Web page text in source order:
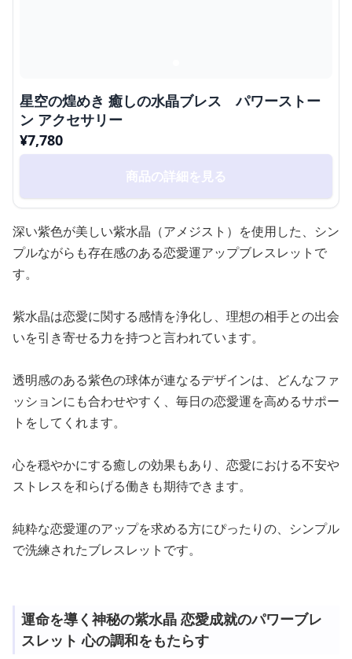
星空の煌めき 癒しの水晶ブレス パワーストー
ン アクセサリー
¥7,780
商品の詳細を見る
深い紫色が美しい紫水晶（アメジスト）を使用した、シン
プルながらも存在感のある恋愛運アップブレスレットで
す。
紫水晶は恋愛に関する感情を浄化し、理想の相手との出会
いを引き寄せる力を持つと言われています。
透明感のある紫色の球体が連なるデザインは、どんなファ
ッションにも合わせやすく、毎日の恋愛運を高めるサポー
トをしてくれます。
心を穏やかにする癒しの効果もあり、恋愛における不安や
ストレスを和らげる働きも期待できます。
純粋な恋愛運のアップを求める方にぴったりの、シンプル
で洗練されたブレスレットです。
運命を導く神秘の紫水晶 恋愛成就のパワーブレ
スレット 心の調和をもたらす